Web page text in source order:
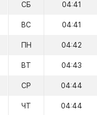
СБ 04:41
ВС 04:41
ПН 04:42
ВТ 04:43
СР 04:44
ЧТ 04:44